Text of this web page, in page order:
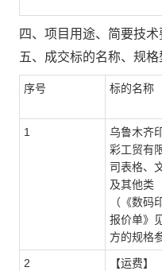
四、项目用途、简要技
五、成交标的名称、规
序号 标的名称
1
乌鲁木齐
彩工贸有
司表格、
及其他类
（《数码
报价单》
方的规格
2 【运费】